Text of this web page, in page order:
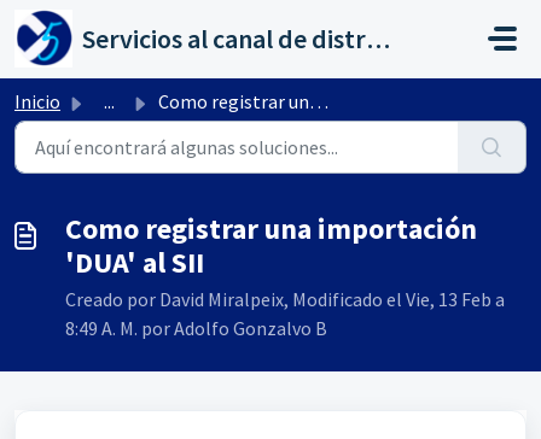
Saltar al contenido principal
Servicios al canal de distribución de AHORA
Inicio ... Como registrar una importación 'DUA' al SII
Como registrar una importación
'DUA' al SII
Creado por David Miralpeix, Modificado el Vie, 13 Feb a
8:49 A. M. por Adolfo Gonzalvo B